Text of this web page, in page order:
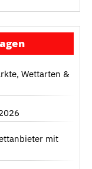
Wettarten &
mit